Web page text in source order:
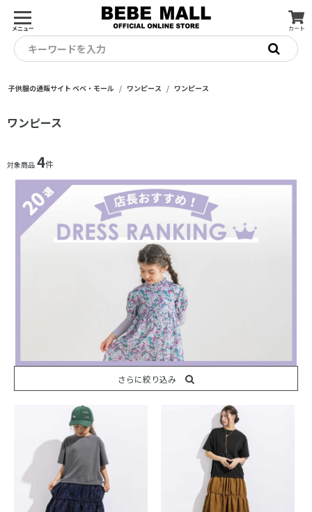
メニュー カート
キーワードを入力
子供服の通販サイト ベベ・モール ワンピース ワンピース
ワンピース
対象商品 4件
さらに絞り込み